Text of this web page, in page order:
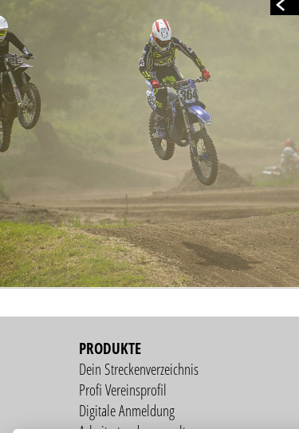
PRODUKTE
Dein Streckenverzeichnis
Profi Vereinsprofil
Digitale Anmeldung